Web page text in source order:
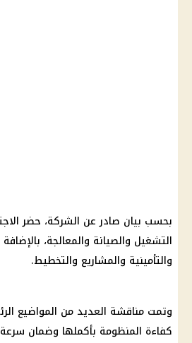
بحسب بيان صادر عن الشركة، حضر
التشغيل والصيانة والمعالجة، بالإضافة
والتأمينية والمشاريع والتخطيط.
وتمت مناقشة العديد من المواضيع
كفاءة المنظومة بأكملها وضمان